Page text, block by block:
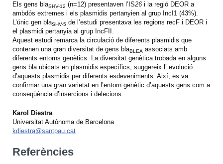
Els gens blaSHV-12 (n=12) presentaven l’IS26 i la regió DEOR a
ambdós extremes i els plasmidis pertanyien al grup IncI1 (43%).
L’únic gen blaSHV-5 de l’estudi presentava les regions recF i DEOR i
el plasmidi pertanyia al grup IncFII.
Aquest estudi remarca la circulació de diferents plasmidis que
contenen una gran diversitat de gens blaBLEA associats amb
diferents entorns genètics. La diversitat genètica trobada en alguns
gens bla ubicats en plasmidis específics, suggereix l’ evolució
d’aquests plasmidis per diferents esdeveniments. Així, es va
confirmar una gran varietat en l’entorn genètic d’aquests gens com a
conseqüència d’insercions i delecions.
Karol Diestra
Universitat Autònoma de Barcelona
kdiestra@santpau.cat
Referències